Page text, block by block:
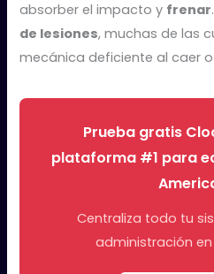
absorber el impacto y frenar
de lesiones, muchas de las
mecánica deficiente al caer
Prueba gratis
plataforma #1 para
Centraliza todo tu
administración